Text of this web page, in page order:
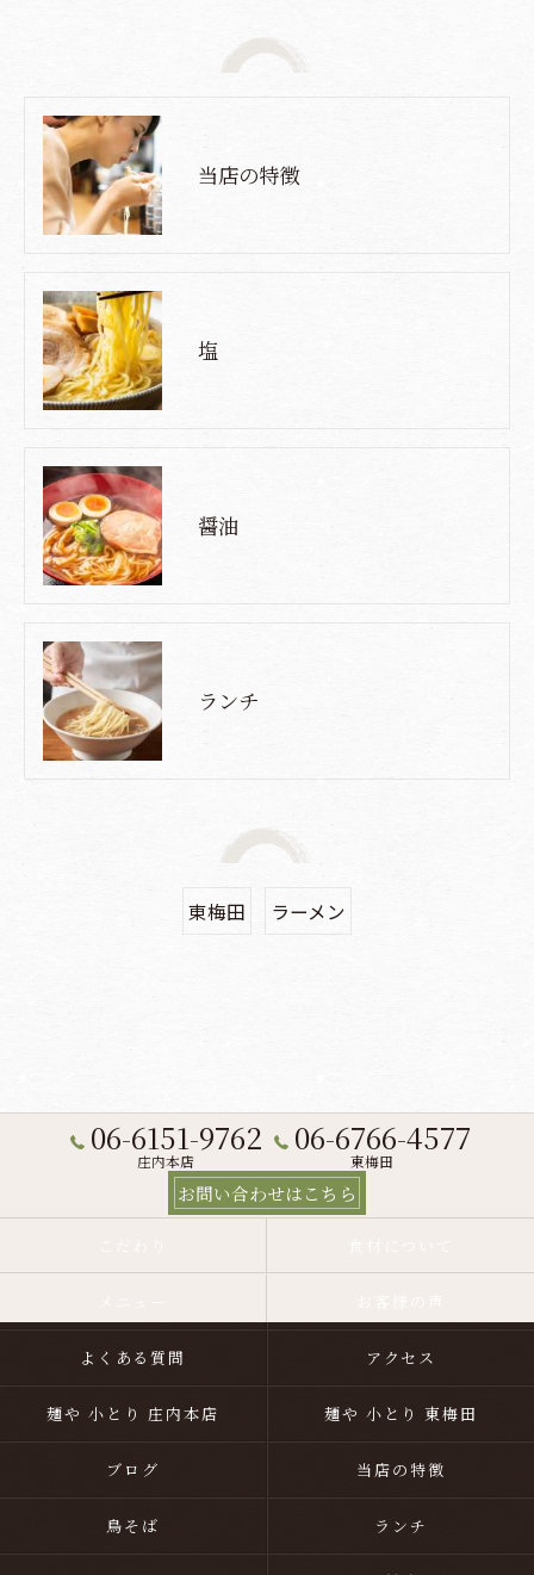
当店の特徴
塩
醤油
ランチ
東梅田 ラーメン
06-6151-9762
庄内本店
06-6766-4577
東梅田
お問い合わせはこちら
よくある質問 アクセス
麺や 小とり 庄内本店 麺や 小とり 東梅田
ブログ 当店の特徴
鳥そば ランチ